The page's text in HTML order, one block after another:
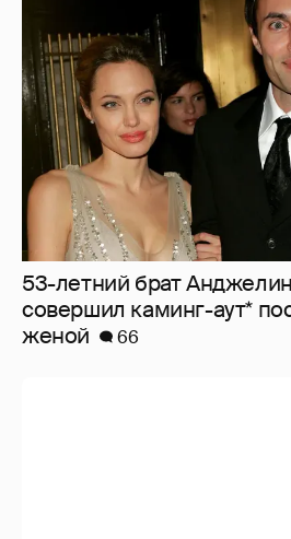
53-летний брат
совершил каминг-аут*
женой
66